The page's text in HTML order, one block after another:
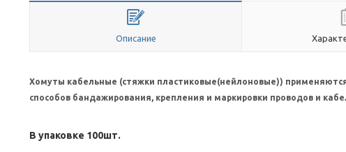
Описание
Хомуты кабельные (стяжки пластиковые(нейлоновые))
способов бандажирования, крепления и маркировки проводов и
В упаковке 100шт.